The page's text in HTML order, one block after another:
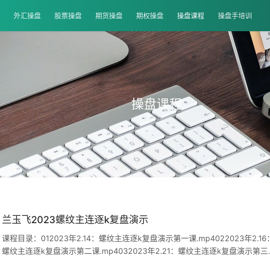
外汇操盘 股票操盘 期货操盘 期权操盘 操盘课程 操盘手培训
操盘课程
兰玉飞2023螺纹主连逐k复盘演示
课程目录：012023年2.14：螺纹主连逐k复盘演示第一课.mp4022023年2.16：
螺纹主连逐k复盘演示第二课.mp4032023年2.21：螺纹主连逐k复盘演示第三